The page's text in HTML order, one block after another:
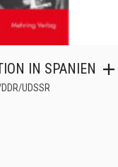
IN SPANIEN
UDSSR